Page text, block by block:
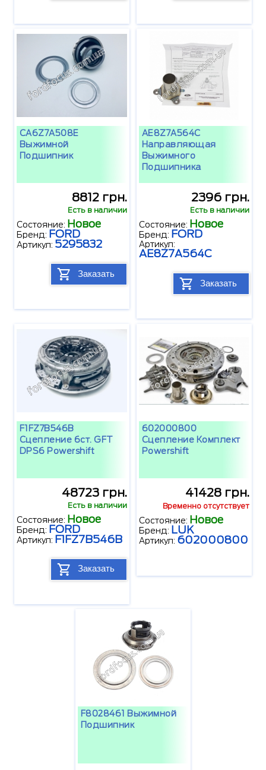
CA6Z7A508E
Выжимной
Подшипник
8812 грн.
Есть в наличии
Состояние: Новое
Бренд: FORD
Артикул: 5295832
Заказать
AE8Z7A564C
Направляющая
Выжимного
Подшипника
2396 грн.
Есть в наличии
Состояние: Новое
Бренд: FORD
Артикул:
AE8Z7A564C
Заказать
F1FZ7B546B
Сцепление 6ст. GFT
DPS6 Powershift
48723 грн.
Есть в наличии
Состояние: Новое
Бренд: FORD
Артикул: F1FZ7B546B
Заказать
602000800
Сцепление Комплект
Powershift
41428 грн.
Временно отсутствует
Состояние: Новое
Бренд: LUK
Артикул: 602000800
F8028461 Выжимной
Подшипник